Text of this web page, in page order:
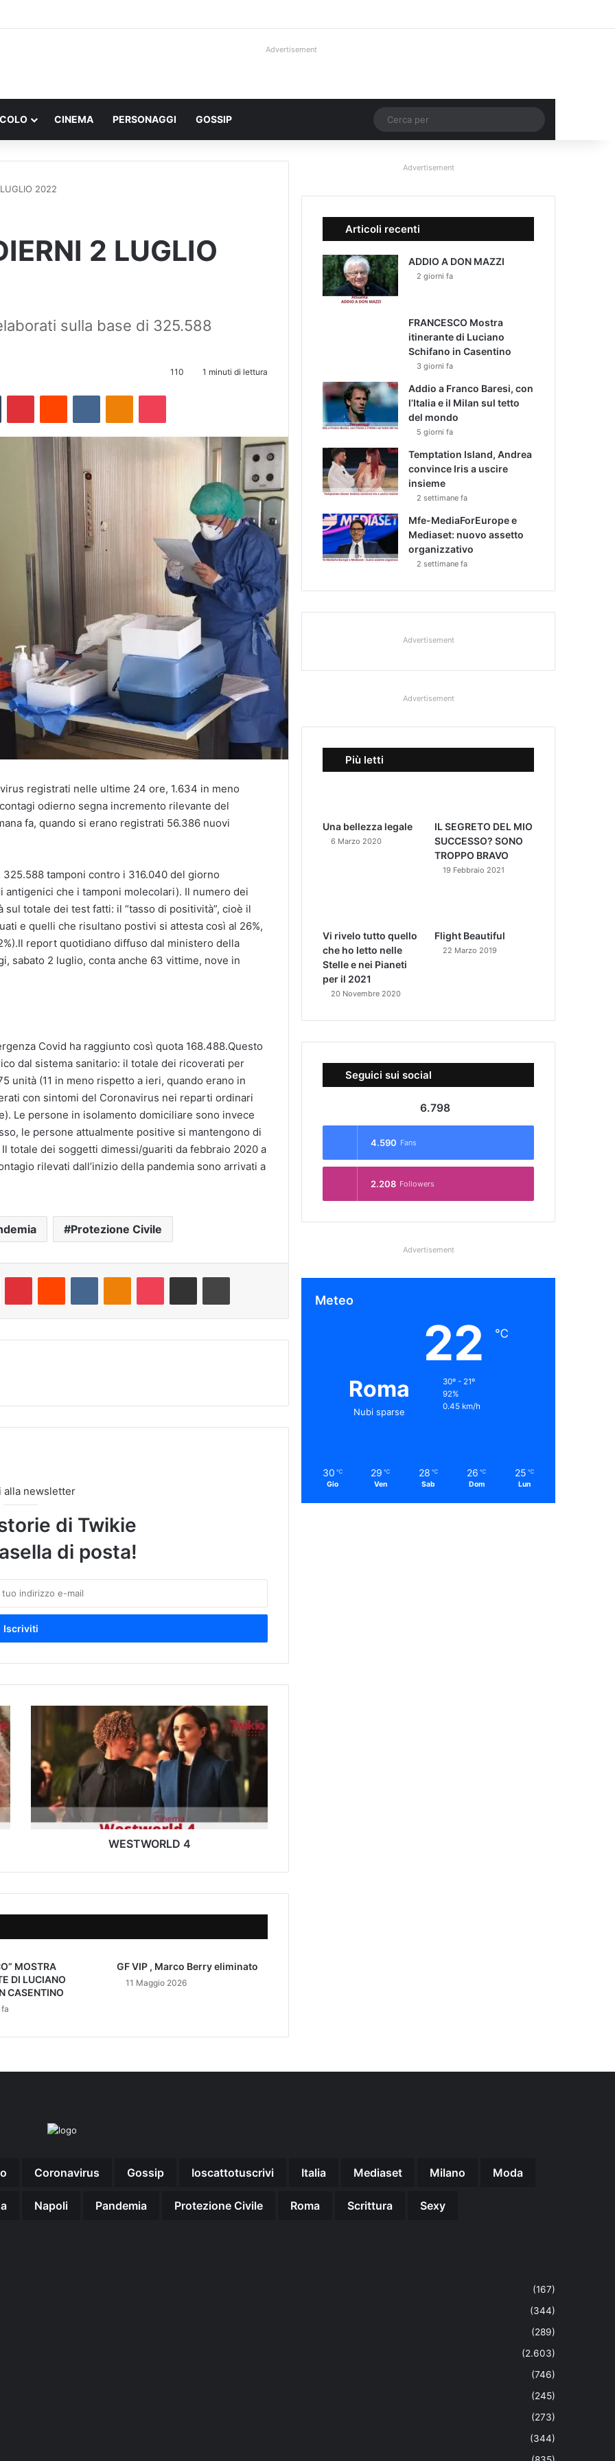
Advertisement
CINEMA PERSONAGGI GOSSIP Un articolo a caso
per
2022
2 LUGLIO
sulla base di 325.588
110 1 minuti di lettura
registrati nelle ultime 24 ore, 1.634 in meno
odierno segna incremento rilevante del
fa, quando si erano registrati 56.386 nuovi
tamponi contro i 316.040 del giorno
che i tamponi molecolari). Il numero dei
totale dei test fatti: il “tasso di positività”, cioè il
e quelli che risultano postivi si attesta così al 26%,
report quotidiano diffuso dal ministero della
sabato 2 luglio, conta anche 63 vittime, nove in
Covid ha raggiunto così quota 168.488.Questo
dal sistema sanitario: il totale dei ricoverati per
unità (11 in meno rispetto a ieri, quando erano in
con sintomi del Coronavirus nei reparti ordinari
Le persone in isolamento domiciliare sono invece
le persone attualmente positive si mantengono di
totale dei soggetti dimessi/guariti da febbraio 2020 a
rilevati dall’inizio della pandemia sono arrivati a
Protezione Civile
alla newsletter
di Twikie
di posta!
T
W
WESTWORLD 4
MOSTRA
DI LUCIANO
CASENTINO
GF VIP , Marco Berry eliminato
11 Maggio 2026
Advertisement
Articoli recenti
ADDIO A DON MAZZI
2 giorni fa
FRANCESCO Mostra
itinerante di Luciano
Schifano in Casentino
3 giorni fa
Addio a Franco Baresi, con
l’Italia e il Milan sul tetto
del mondo
5 giorni fa
Temptation Island, Andrea
convince Iris a uscire
insieme
2 settimane fa
Mfe-MediaForEurope e
Mediaset: nuovo assetto
organizzativo
2 settimane fa
Advertisement
Advertisement
Più letti
Una bellezza legale
6 Marzo 2020
IL SEGRETO DEL MIO
SUCCESSO? SONO
TROPPO BRAVO
19 Febbraio 2021
Vi rivelo tutto quello
che ho letto nelle
Stelle e nei Pianeti
per il 2021
20 Novembre 2020
Flight Beautiful
22 Marzo 2019
Seguici sui social
6.798
4.590 Fans
2.208 Followers
Advertisement
Meteo
Roma
Nubi sparse
22 ℃
30º - 21º
92%
0.45 km/h
30 ℃
Gio
29 ℃
Ven
28 ℃
Sab
26 ℃
Dom
25 ℃
Lun
Coronavirus Gossip Ioscattotuscrivi Italia Mediaset Milano Moda
Napoli Pandemia Protezione Civile Roma Scrittura Sexy
(167)
(344)
(289)
(2.603)
(746)
(245)
(273)
(344)